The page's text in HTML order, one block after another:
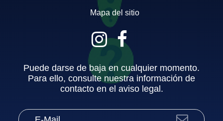
Mapa del sitio
Puede darse de baja en cualquier momento.
Para ello, consulte nuestra información de
contacto en el aviso legal.